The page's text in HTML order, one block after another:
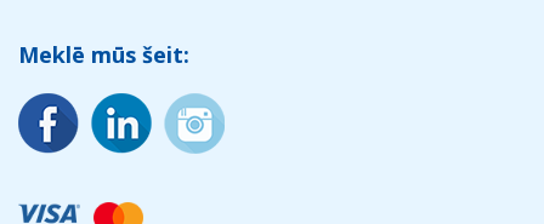
Meklē mūs šeit: